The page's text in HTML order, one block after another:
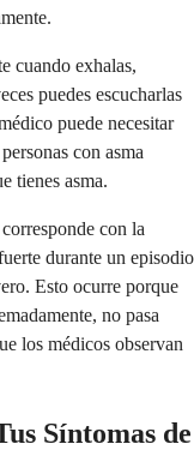
cuando exhalas,
puedes escucharlas
puede necesitar
con asma
tienes asma.
con la
durante un episodio
Esto ocurre porque
no pasa
los médicos observan
Síntomas de